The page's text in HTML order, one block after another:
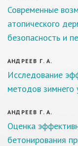
Современные
атопического
безопасность и
АНДРЕЕВ Г. А.
Исследование
методов
АНДРЕЕВ Г. А.
Оценка
бетонирования